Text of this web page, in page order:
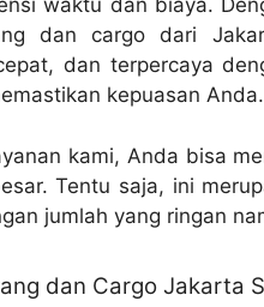
waktu dan biaya.
dan cargo dari
dan terpercaya
kepuasan Anda.
kami, Anda bisa
Tentu saja, ini
jumlah yang ringan
dan Cargo Jakarta